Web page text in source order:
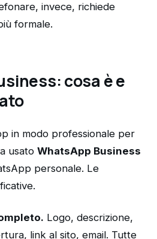
invece, richiede
formale.
cosa è e
in modo professionale per
usato WhatsApp Business
personale. Le
Logo, descrizione,
link al sito, email. Tutte